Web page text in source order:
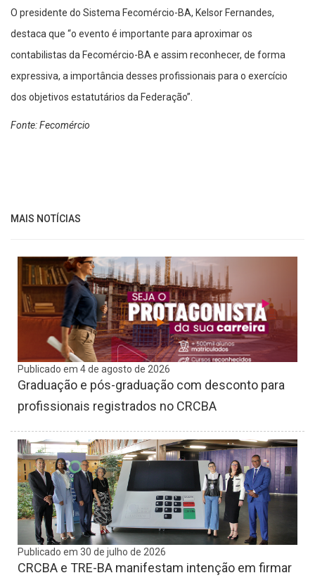
O presidente do Sistema Fecomércio-BA, Kelsor Fernandes,
destaca que “o evento é importante para aproximar os
contabilistas da Fecomércio-BA e assim reconhecer, de forma
expressiva, a importância desses profissionais para o exercício
dos objetivos estatutários da Federação”.
Fonte: Fecomércio
MAIS NOTÍCIAS
Publicado em 4 de agosto de 2026
Graduação e pós-graduação com desconto para
profissionais registrados no CRCBA
Publicado em 30 de julho de 2026
CRCBA e TRE-BA manifestam intenção em firmar